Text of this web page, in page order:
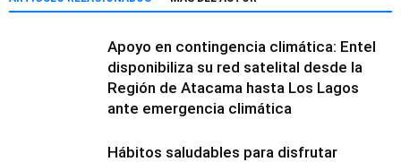
Apoyo en contingencia climática: Entel
disponibiliza su red satelital desde la
Región de Atacama hasta Los Lagos
ante emergencia climática
Hábitos saludables para disfrutar